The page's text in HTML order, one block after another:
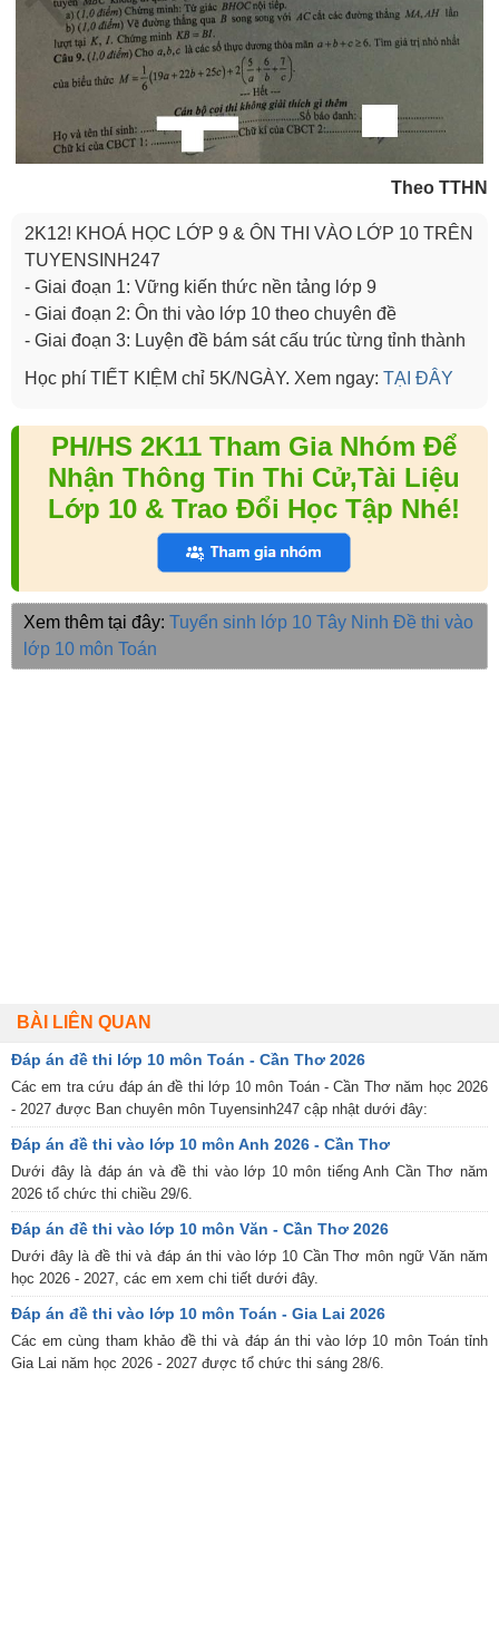
Theo TTHN
2K12! KHOÁ HỌC LỚP 9 & ÔN THI VÀO LỚP 10 TRÊN
TUYENSINH247
- Giai đoạn 1: Vững kiến thức nền tảng lớp 9
- Giai đoạn 2: Ôn thi vào lớp 10 theo chuyên đề
- Giai đoạn 3: Luyện đề bám sát cấu trúc từng tỉnh thành
Học phí TIẾT KIỆM chỉ 5K/NGÀY. Xem ngay: TẠI ĐÂY
PH/HS 2K11 Tham Gia Nhóm Để
Nhận Thông Tin Thi Cử,Tài Liệu
Lớp 10 & Trao Đổi Học Tập Nhé!
Xem thêm tại đây: Tuyển sinh lớp 10 Tây Ninh Đề thi vào
lớp 10 môn Toán
BÀI LIÊN QUAN
Đáp án đề thi lớp 10 môn Toán - Cần Thơ 2026
Các em tra cứu đáp án đề thi lớp 10 môn Toán - Cần Thơ năm học 2026
- 2027 được Ban chuyên môn Tuyensinh247 cập nhật dưới đây:
Đáp án đề thi vào lớp 10 môn Anh 2026 - Cần Thơ
Dưới đây là đáp án và đề thi vào lớp 10 môn tiếng Anh Cần Thơ năm
2026 tổ chức thi chiều 29/6.
Đáp án đề thi vào lớp 10 môn Văn - Cần Thơ 2026
Dưới đây là đề thi và đáp án thi vào lớp 10 Cần Thơ môn ngữ Văn năm
học 2026 - 2027, các em xem chi tiết dưới đây.
Đáp án đề thi vào lớp 10 môn Toán - Gia Lai 2026
Các em cùng tham khảo đề thi và đáp án thi vào lớp 10 môn Toán tỉnh
Gia Lai năm học 2026 - 2027 được tổ chức thi sáng 28/6.